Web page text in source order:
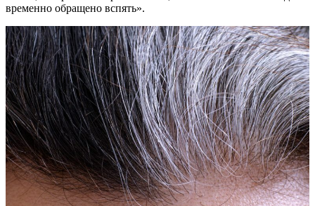
временно обращено вспять».